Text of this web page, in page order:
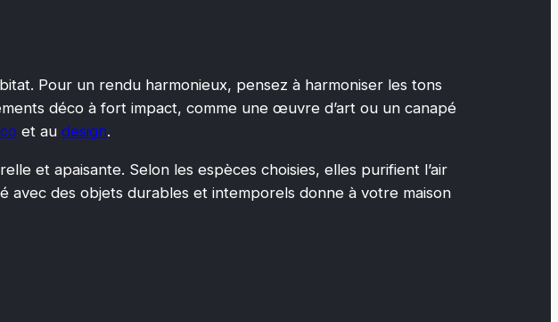
Pour un rendu harmonieux, pensez à harmoniser les tons
déco à fort impact, comme une œuvre d’art ou un canapé
et au design.
et apaisante. Selon les espèces choisies, elles purifient l’air
des objets durables et intemporels donne à votre maison